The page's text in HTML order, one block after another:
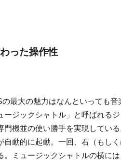
った操作性
最大の魅力はなんといっても音
ージックシャトル」と呼ばれる
門機並の使い勝手を実現してい
自動的に起動。一回、右（もし
。ミュージックシャトルの横に